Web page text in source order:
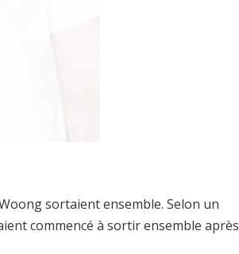
sortaient ensemble. Selon un
commencé à sortir ensemble après